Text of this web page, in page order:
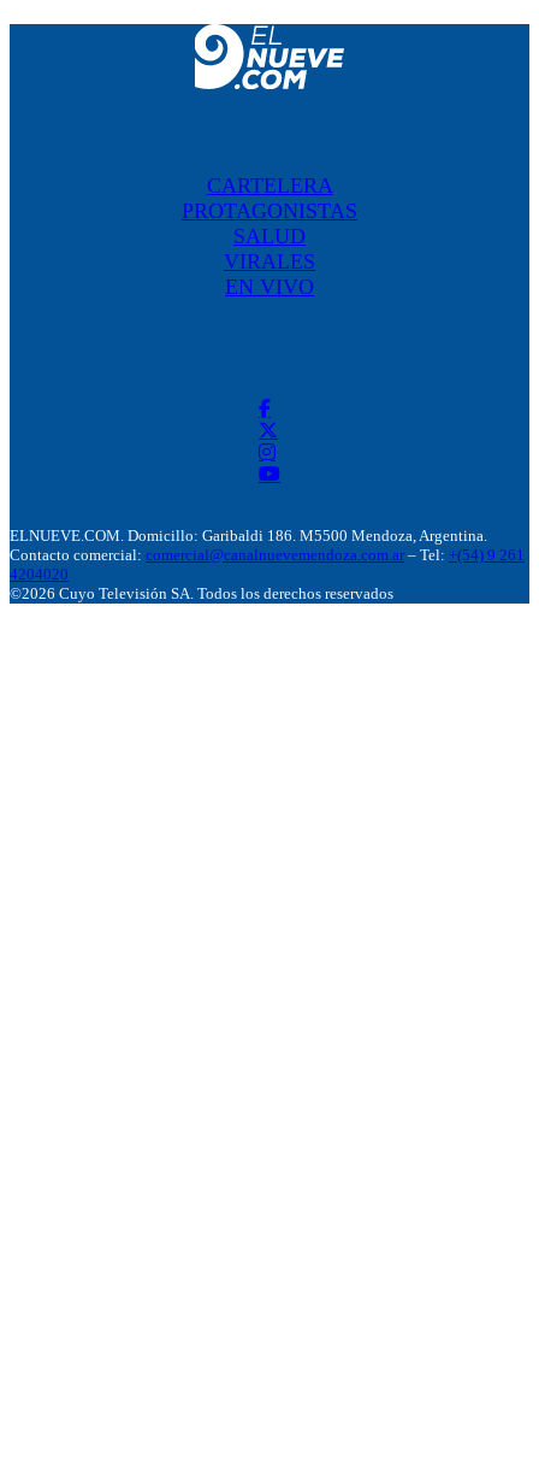
CARTELERA
PROTAGONISTAS
SALUD
VIRALES
EN VIVO
ELNUEVE.COM. Domicillo: Garibaldi 186. M5500 Mendoza, Argentina.
Contacto comercial: comercial@canalnuevemendoza.com.ar – Tel: +(54) 9 261
4204020
©2026 Cuyo Televisión SA. Todos los derechos reservados